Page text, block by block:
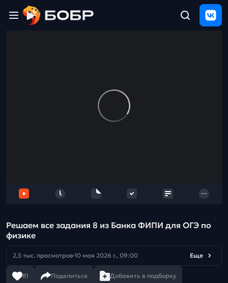
отзыв
Решаем все задания 8 из Банка ФИПИ для ОГЭ по
физике
2,5 тыс. просмотров 10 мая 2026 г., 09:00 Еще
81 Поделиться Добавить в подборку